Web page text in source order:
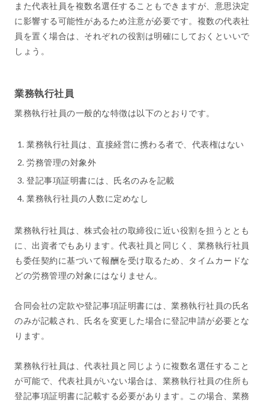
また代表社員を複数名選任することもできますが、意思決定
に影響する可能性があるため注意が必要です。複数の代表社
員を置く場合は、それぞれの役割は明確にしておくといいで
しょう。
業務執行社員
業務執行社員の一般的な特徴は以下のとおりです。
業務執行社員は、直接経営に携わる者で、代表権はない
労務管理の対象外
登記事項証明書には、氏名のみを記載
業務執行社員の人数に定めなし
業務執行社員は、株式会社の取締役に近い役割を担うととも
に、出資者でもあります。代表社員と同じく、業務執行社員
も委任契約に基づいて報酬を受け取るため、タイムカードな
どの労務管理の対象にはなりません。
合同会社の定款や登記事項証明書には、業務執行社員の氏名
のみが記載され、氏名を変更した場合に登記申請が必要とな
ります。
業務執行社員は、代表社員と同じように複数名選任すること
が可能で、代表社員がいない場合は、業務執行社員の住所も
登記事項証明書に記載する必要があります。この場合、業務